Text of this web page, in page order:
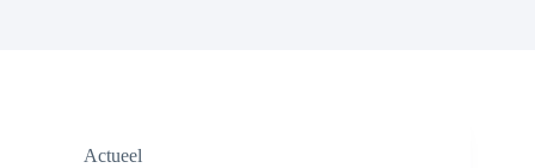
Actueel